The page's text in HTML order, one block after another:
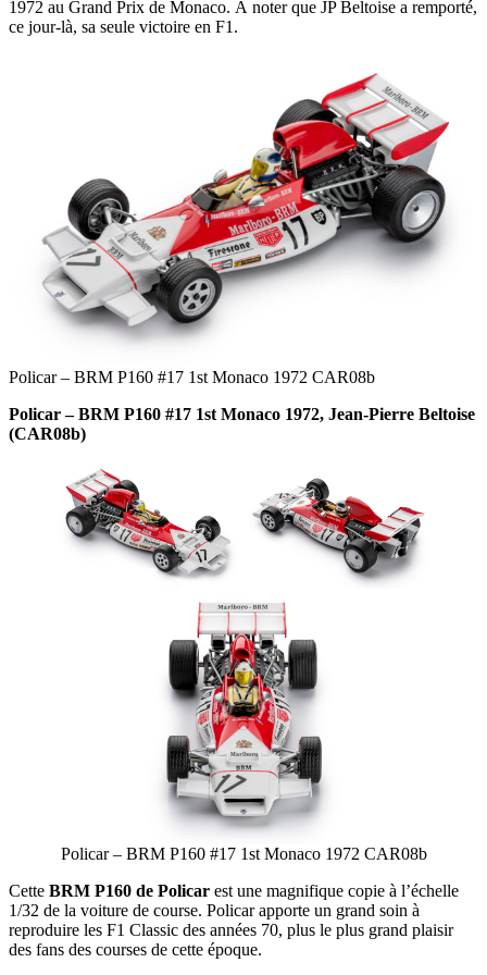
1972 au Grand Prix de Monaco. À noter que JP Beltoise a remporté,
ce jour-là, sa seule victoire en F1.
Policar – BRM P160 #17 1st Monaco 1972 CAR08b
Policar – BRM P160 #17 1st Monaco 1972, Jean-Pierre Beltoise
(CAR08b)
Policar – BRM P160 #17 1st Monaco 1972 CAR08b
Cette BRM P160 de Policar est une magnifique copie à l’échelle
1/32 de la voiture de course. Policar apporte un grand soin à
reproduire les F1 Classic des années 70, plus le plus grand plaisir
des fans des courses de cette époque.